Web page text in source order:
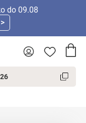
do 09.08